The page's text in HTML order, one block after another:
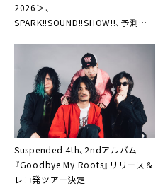
2026＞、
SPARK!!SOUND!!SHOW!!、予測不
「どんな曲でも踊れますよね」
Suspended 4th、2ndアルバム
『Goodbye My Roots』リリース＆
レコ発ツアー決定